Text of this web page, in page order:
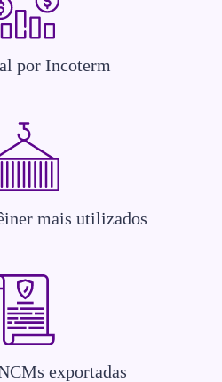
por Incoterm
mais utilizados
exportadas